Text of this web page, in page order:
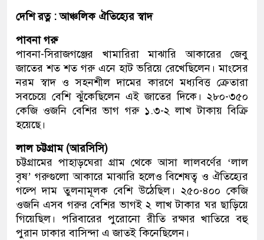
দেশি রত্ন : আঞ্চলিক ঐতিহ্যের স্বাদ
পাবনা গরু
পাবনা-সিরাজগঞ্জের খামারিরা মাঝারি আকারের জেবু
জাতের শত শত গরু এনে হাট ভরিয়ে রেখেছিলেন। মাংসের
নরম স্বাদ ও সহনশীল দামের কারণে মধ্যবিত্ত ক্রেতারা
সবচেয়ে বেশি ঝুঁকেছিলেন এই জাতের দিকে। ২৮০-৩৫০
কেজি ওজনি বেশির ভাগ গরু ১.৩-২ লাখ টাকায় বিক্রি
হয়েছে।
লাল চট্টগ্রাম (আরসিসি)
চট্টগ্রামের পাহাড়ঘেরা গ্রাম থেকে আসা লালবর্ণের ‘লাল
বৃষ’ গরুগুলো আকারে মাঝারি হলেও বিশেষত্ব ও ঐতিহ্যের
গল্পে দাম তুলনামূলক বেশি উঠেছিল। ২৫০-৪০০ কেজি
ওজনি এসব গরুর বেশির ভাগই ২ লাখ টাকার ঘর ছাড়িয়ে
গিয়েছিল। পরিবারের পুরোনো রীতি রক্ষার খাতিরে বহু
পুরান ঢাকার বাসিন্দা এ জাতই কিনেছিলেন।